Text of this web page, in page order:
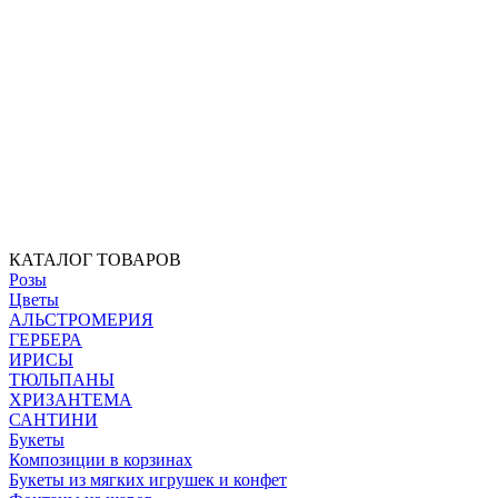
КАТАЛОГ ТОВАРОВ
Розы
Цветы
АЛЬСТРОМЕРИЯ
ГЕРБЕРА
ИРИСЫ
ТЮЛЬПАНЫ
ХРИЗАНТЕМА
САНТИНИ
Букеты
Композиции в корзинах
Букеты из мягких игрушек и конфет